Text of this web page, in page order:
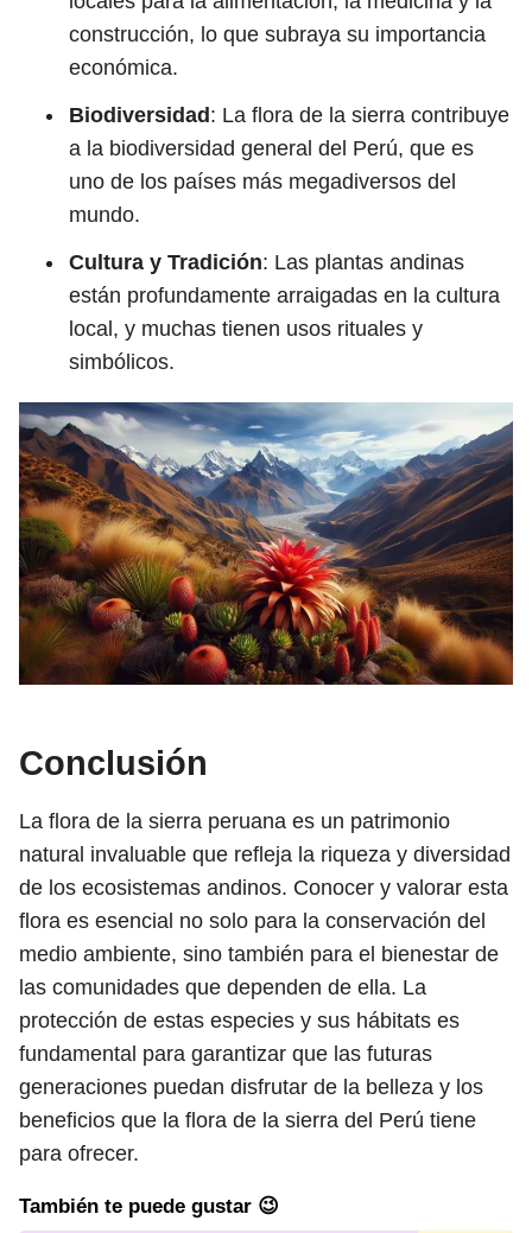
construcción, lo que subraya su importancia
económica.
Biodiversidad : La flora de la sierra contribuye
a la biodiversidad general del Perú, que es
uno de los países más megadiversos del
mundo.
Cultura y Tradición: Las plantas andinas
están profundamente arraigadas en la cultura
local, y muchas tienen usos rituales y
simbólicos.
Conclusión
La flora de la sierra peruana es un patrimonio
natural invaluable que refleja la riqueza y diversidad
de los ecosistemas andinos. Conocer y valorar esta
flora es esencial no solo para la conservación del
medio ambiente, sino también para el bienestar de
las comunidades que dependen de ella. La
protección de estas especies y sus hábitats es
fundamental para garantizar que las futuras
generaciones puedan disfrutar de la belleza y los
beneficios que la flora de la sierra del Perú tiene
para ofrecer.
También te puede gustar 😉